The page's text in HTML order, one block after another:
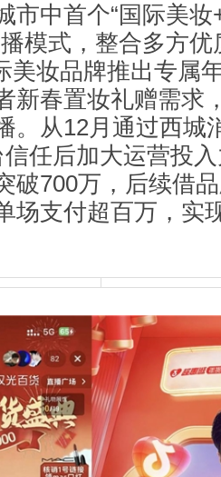
市中首个“国际美
模式，整合多方优
美妆品牌推出专属
新春置妆礼赠需求
。从12月通过西城
任后加大运营投
破700万，后续借
场支付超百万，实